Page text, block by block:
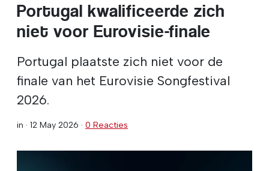
Portugal kwalificeerde zich
niet voor Eurovisie-finale
Portugal plaatste zich niet voor de
finale van het Eurovisie Songfestival
2026.
in · 12 May 2026 · 0 Reacties